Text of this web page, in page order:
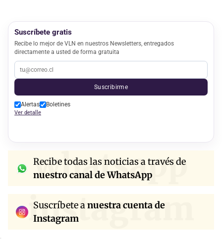
Suscríbete gratis
Recibe lo mejor de VLN en nuestros Newsletters, entregados
directamente a usted de forma gratuita
Suscribirme
Alertas Boletines
Ver detalle
whatsapp
Recibe todas las noticias a través de
nuestro canal de WhatsApp
instagram
Suscríbete anuestra cuenta de
Instagram